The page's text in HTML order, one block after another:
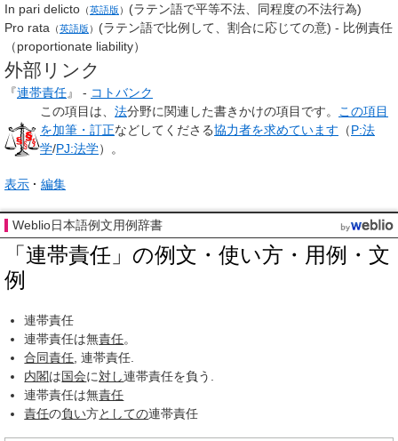
In pari delicto （英語版 ） (ラテン語で平等不法、同程度の不法行為)
Pro rata （英語版 ） (ラテン語で比例して、割合に応じての意) ‐ 比例責任
（proportionate liability）
外部リンク
『連帯責任』 - コトバンク
この項目は、 法分野に関連した書きかけの項目 です。 この項目
を加筆・訂正などしてくださる協力者を求めています （P:法
学/PJ:法学）。
表示 編集
Weblio日本語例文用例辞書
「連帯責任」の例文・使い方・用例・文
例
連帯責任
連帯責任は無責任。
合同責任, 連帯責任.
内閣は国会に対し連帯責任を負う.
連帯責任は無責任
責任の負い方としての連帯責任